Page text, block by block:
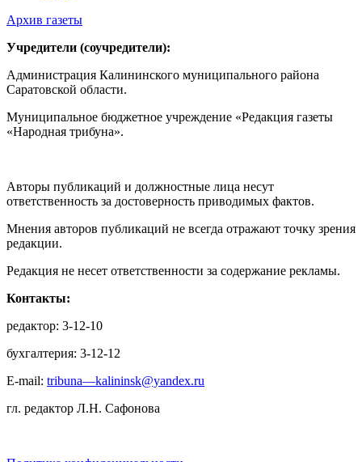
Архив газеты
Учредители (соучредители):
Администрация Калининского муниципального района
Саратовской области.
Муниципальное бюджетное учреждение «Редакция газеты
«Народная трибуна».
Авторы публикаций и должностные лица несут
ответственность за достоверность приводимых фактов.
Мнения авторов публикаций не всегда отражают точку зрения
редакции.
Редакция не несет ответственности за содержание рекламы.
Контакты:
редактор: 3-12-10
бухгалтерия: 3-12-12
E-mail: tribuna—kalininsk@yandex.ru
гл. редактор Л.Н. Сафонова